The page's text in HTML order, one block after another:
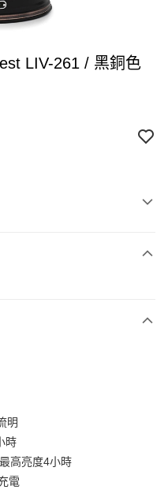
Barebones 手提營燈 Forest LIV-261 / 黑銅色
明
時
高亮度4小時
電